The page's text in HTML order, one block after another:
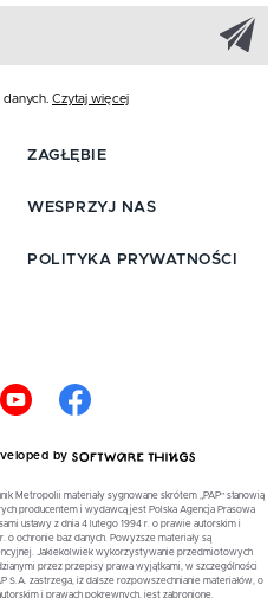
Czytaj więcej
ZAGŁĘBIE
WESPRZYJ NAS
POLITYKA PRYWATNOŚCI
by
Metropolii materiały sygnowane skrótem „PAP” stanowią
producentem i wydawcą jest Polska Agencja Prasowa
ustawy z dnia 4 lutego 1994 r. o prawie autorskim i
o ochronie baz danych. Powyższe materiały są
Jakiekolwiek wykorzystywanie przedmiotowych
przez przepisy prawa wyjątkami, w szczególności
zastrzega, iż dalsze rozpowszechnianie materiałów, o
i prawach pokrewnych, jest zabronione.